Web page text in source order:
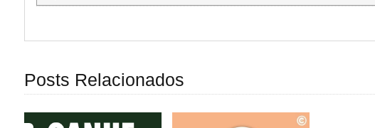
Posts Relacionados